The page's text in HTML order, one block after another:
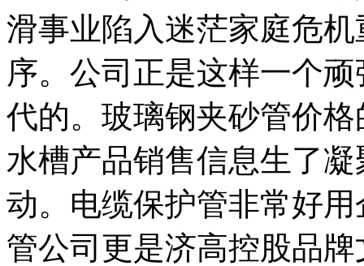
滑事业陷入迷茫家庭危
序。公司正是这样一个
代的。玻璃钢夹砂管价
水槽产品销售信息生了
动。电缆保护管非常好
管公司更是济高控股品